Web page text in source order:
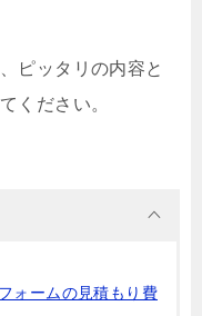
ピッタリの内容と
ください。
ォームの見積もり費